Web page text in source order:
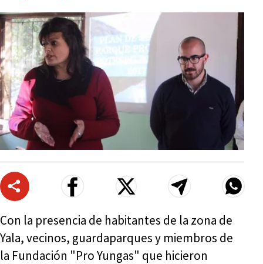
Con la presencia de habitantes de la zona de
Yala, vecinos, guardaparques y miembros de
la Fundación "Pro Yungas" que hicieron